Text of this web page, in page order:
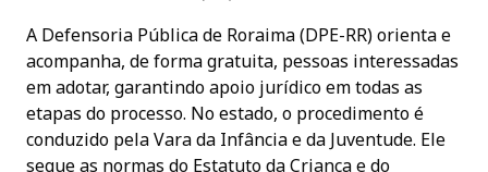
A Defensoria Pública de Roraima (DPE-RR) orienta e
acompanha, de forma gratuita, pessoas interessadas
em adotar, garantindo apoio jurídico em todas as
etapas do processo. No estado, o procedimento é
conduzido pela Vara da Infância e da Juventude. Ele
segue as normas do Estatuto da Criança e do